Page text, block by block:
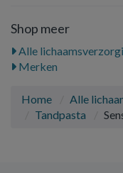
Shop meer
Alle
Merken
Home Alle
Tandpasta